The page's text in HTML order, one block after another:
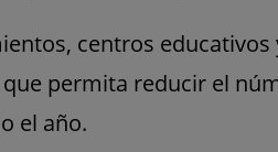
centros
permita reducir el
el año.